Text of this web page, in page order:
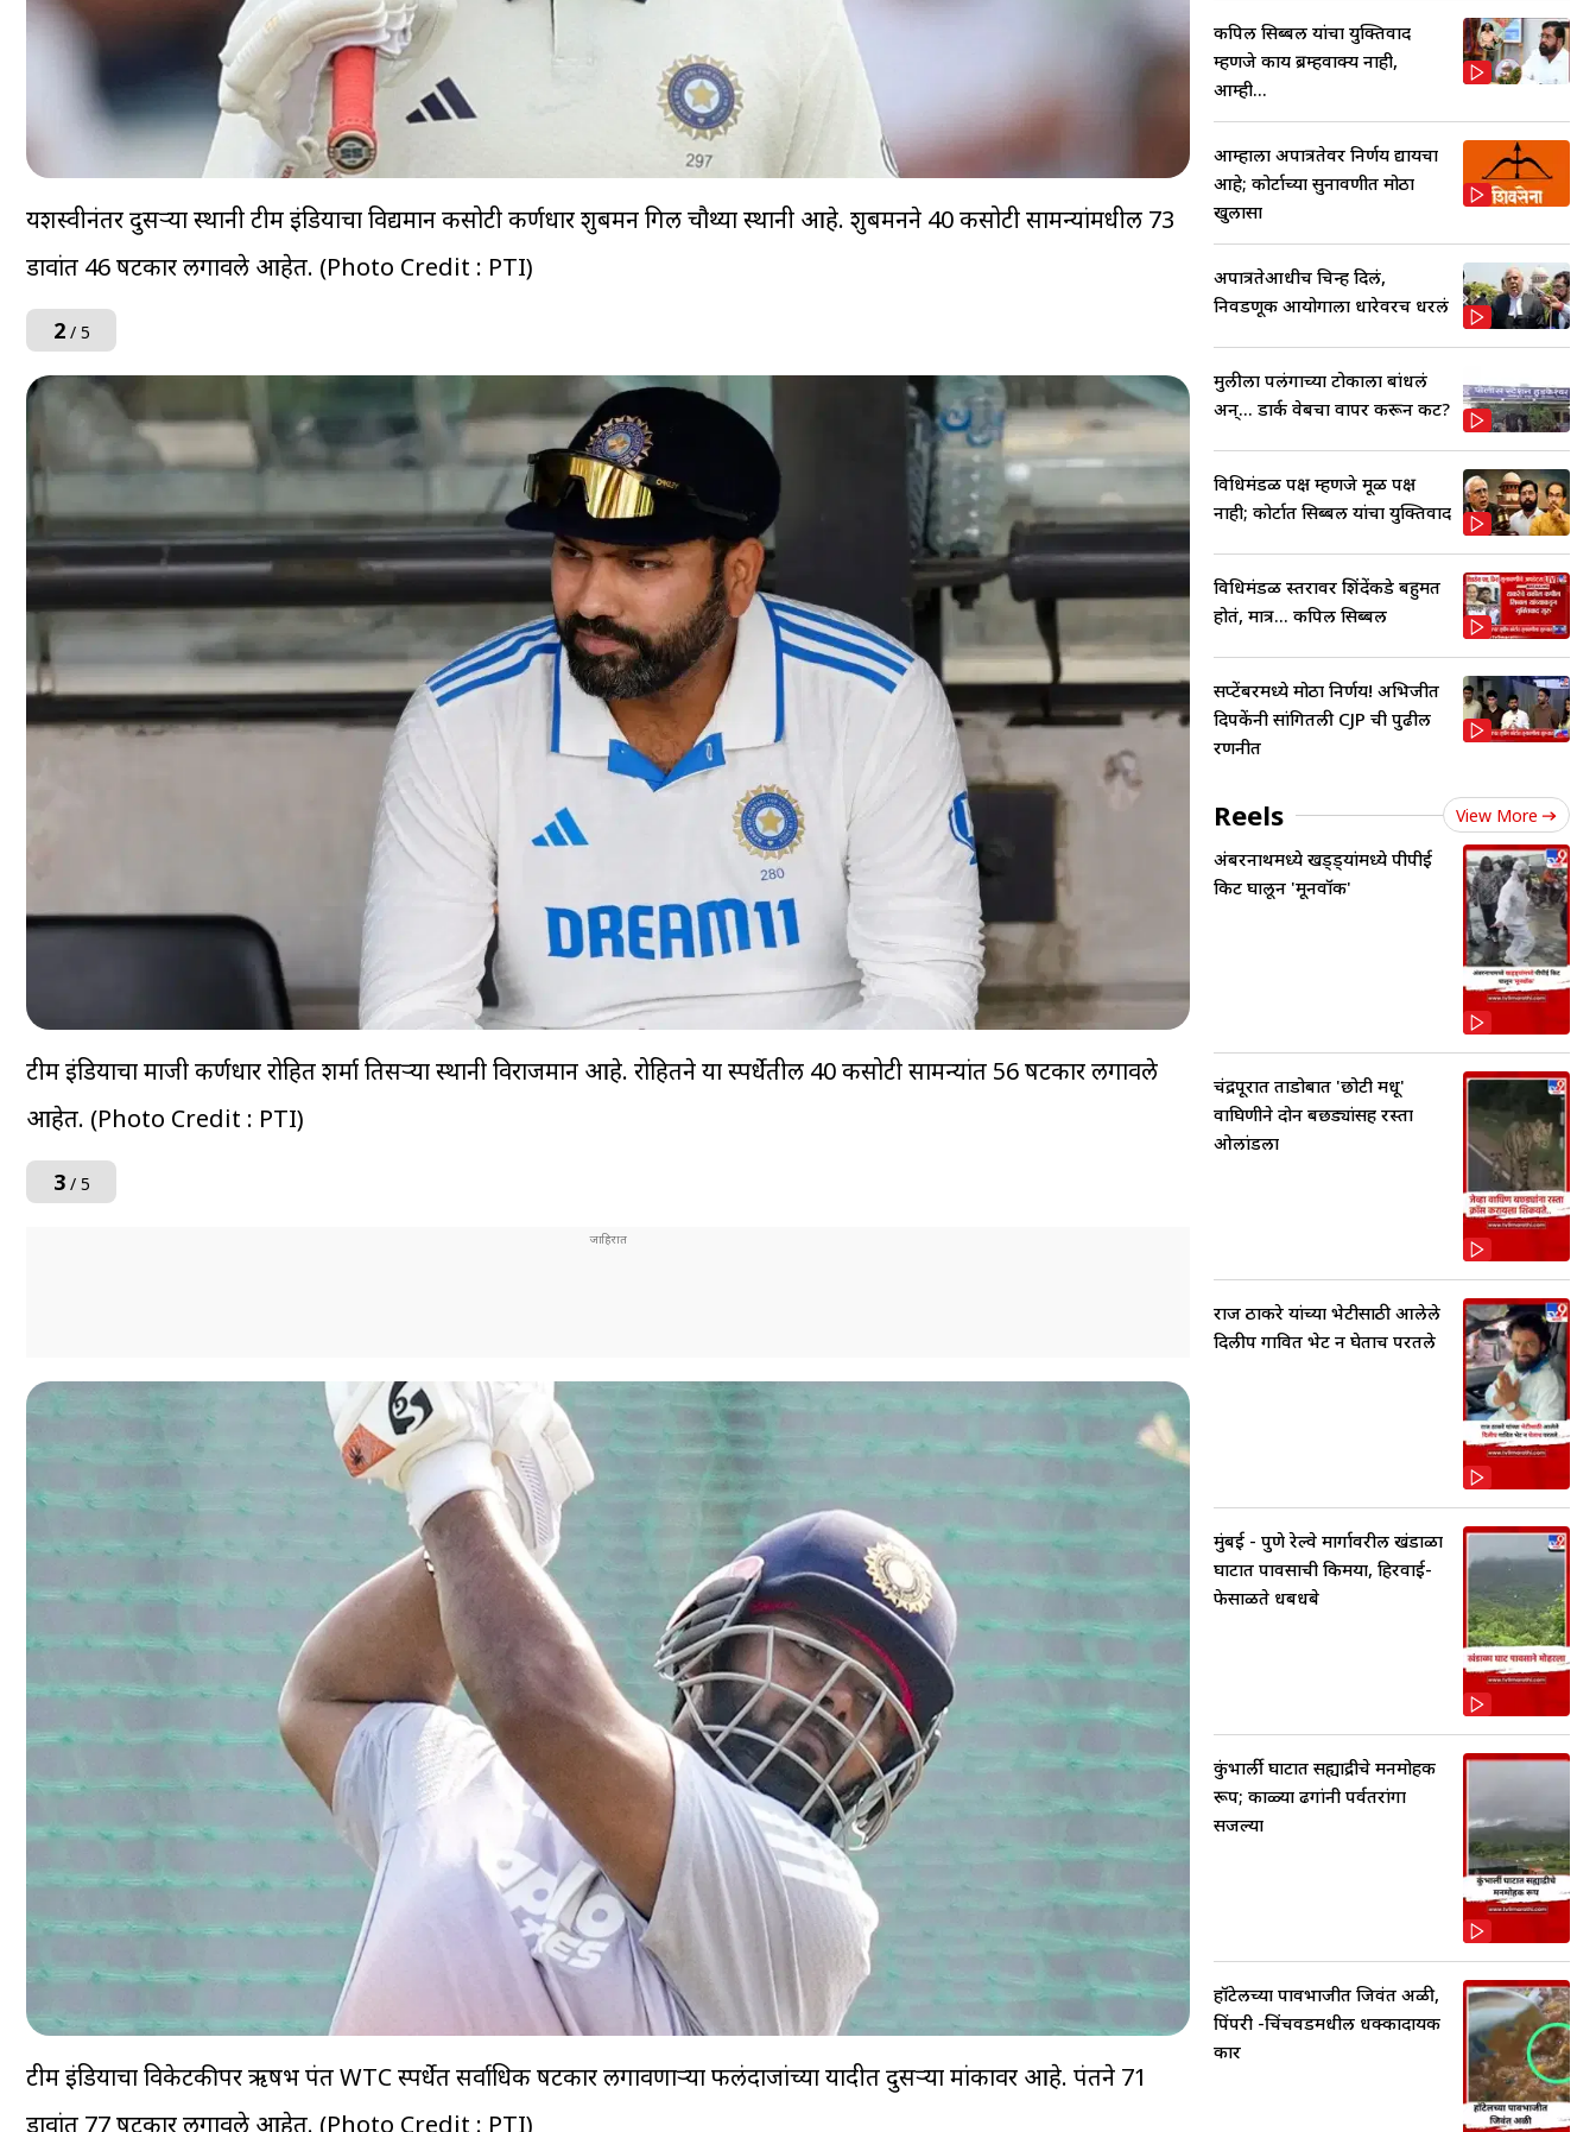
यशस्वीनंतर दुसऱ्या स्थानी टीम इंडियाचा विद्यमान कसोटी कर्णधार शुबमन गिल चौथ्या स्थानी आहे. शुबमनने 40 कसोटी सामन्यांमधील 73
डावांत 46 षटकार लगावले आहेत. (Photo Credit : PTI)
2/ 5
टीम इंडियाचा माजी कर्णधार रोहित शर्मा तिसऱ्या स्थानी विराजमान आहे. रोहितने या स्पर्धेतील 40 कसोटी सामन्यांत 56 षटकार लगावले
आहेत. (Photo Credit : PTI)
3/ 5
टीम इंडियाचा विकेटकीपर ऋषभ पंत WTC स्पर्धेत सर्वाधिक षटकार लगावणाऱ्या फलंदाजांच्या यादीत दुसऱ्या क्रमांकावर आहे. पंतने 71
डावांत 77 षटकार लगावले आहेत. (Photo Credit : PTI)
कपिल सिब्बल यांचा युक्तिवाद
म्हणजे काय ब्रम्हवाक्य नाही,
आम्ही...
आम्हाला अपात्रतेवर निर्णय द्यायचा
आहे; कोर्टाच्या सुनावणीत मोठा
खुलासा
अपात्रतेआधीच चिन्ह दिलं,
निवडणूक आयोगाला धारेवरच धरलं
मुलीला पलंगाच्या टोकाला बांधलं
अन्... डार्क वेबचा वापर करून कट?
विधिमंडळ पक्ष म्हणजे मूळ पक्ष
नाही; कोर्टात सिब्बल यांचा युक्तिवाद
विधिमंडळ स्तरावर शिंदेंकडे बहुमत
होतं, मात्र... कपिल सिब्बल
सप्टेंबरमध्ये मोठा निर्णय! अभिजीत
दिपकेंनी सांगितली CJP ची पुढील
रणनीत
Reels View More
अंबरनाथमध्ये खड्ड्यांमध्ये पीपीई
किट घालून 'मूनवॉक'
चंद्रपूरात ताडोबात 'छोटी मधू'
वाघिणीने दोन बछड्यांसह रस्ता
ओलांडला
राज ठाकरे यांच्या भेटीसाठी आलेले
दिलीप गावित भेट न घेताच परतले
मुंबई - पुणे रेल्वे मार्गावरील खंडाळा
घाटात पावसाची किमया, हिरवाई-
फेसाळते धबधबे
कुंभार्ली घाटात सह्याद्रीचे मनमोहक
रूप; काळ्या ढगांनी पर्वतरांगा
सजल्या
हॉटेलच्या पावभाजीत जिवंत अळी,
पिंपरी -चिंचवडमधील धक्कादायक
प्रकार